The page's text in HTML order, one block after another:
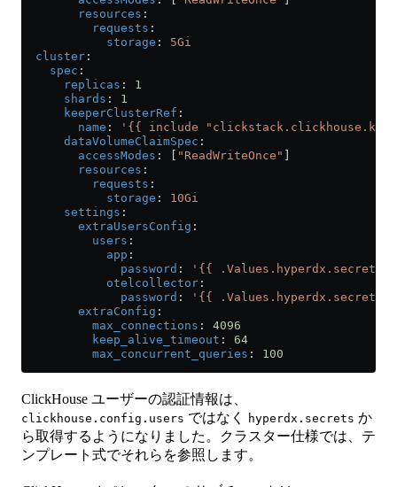
        resources
:
          requests
:
            storage
: 5Gi
  cluster
:
    spec
:
      replicas
: 1
      shards
: 1
      keeperClusterRef
:
        name
:
'{{ include
      dataVolumeClaimSpec
:
        accessModes
: [ "ReadWriteOnce"
        resources
:
          requests
:
            storage
: 10Gi
      settings
:
        extraUsersConfig
:
          users
:
            app
:
              password
:
'{{
            otelcollector
:
              password
:
'{{
        extraConfig
:
          max_connections
: 4096
          keep_alive_timeout
: 64
          max_concurrent_queries
: 100
ClickHouse ユーザーの認証情報は、
clickhouse.config.users ではなく hyperdx.secrets か
ら取得するようになりました。クラスター仕様では、テ
ンプレート式でそれらを参照します。